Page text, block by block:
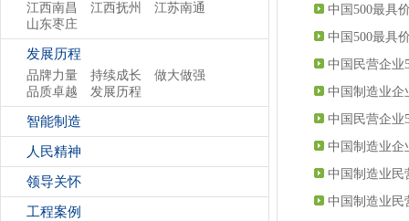
江西南昌
江西抚州
江苏南通
山东枣庄
发展历程
品牌力量 持续成长
做大做强
品质卓越
发展历程
智能制造
人民精神
领导关怀
工程案例
中国500最具
中国500最具
中国民营企业
中国制造业企
中国民营企业
中国制造业企
中国制造业民
中国制造业民